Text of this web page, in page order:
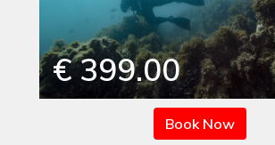
€ 399.00
Book Now